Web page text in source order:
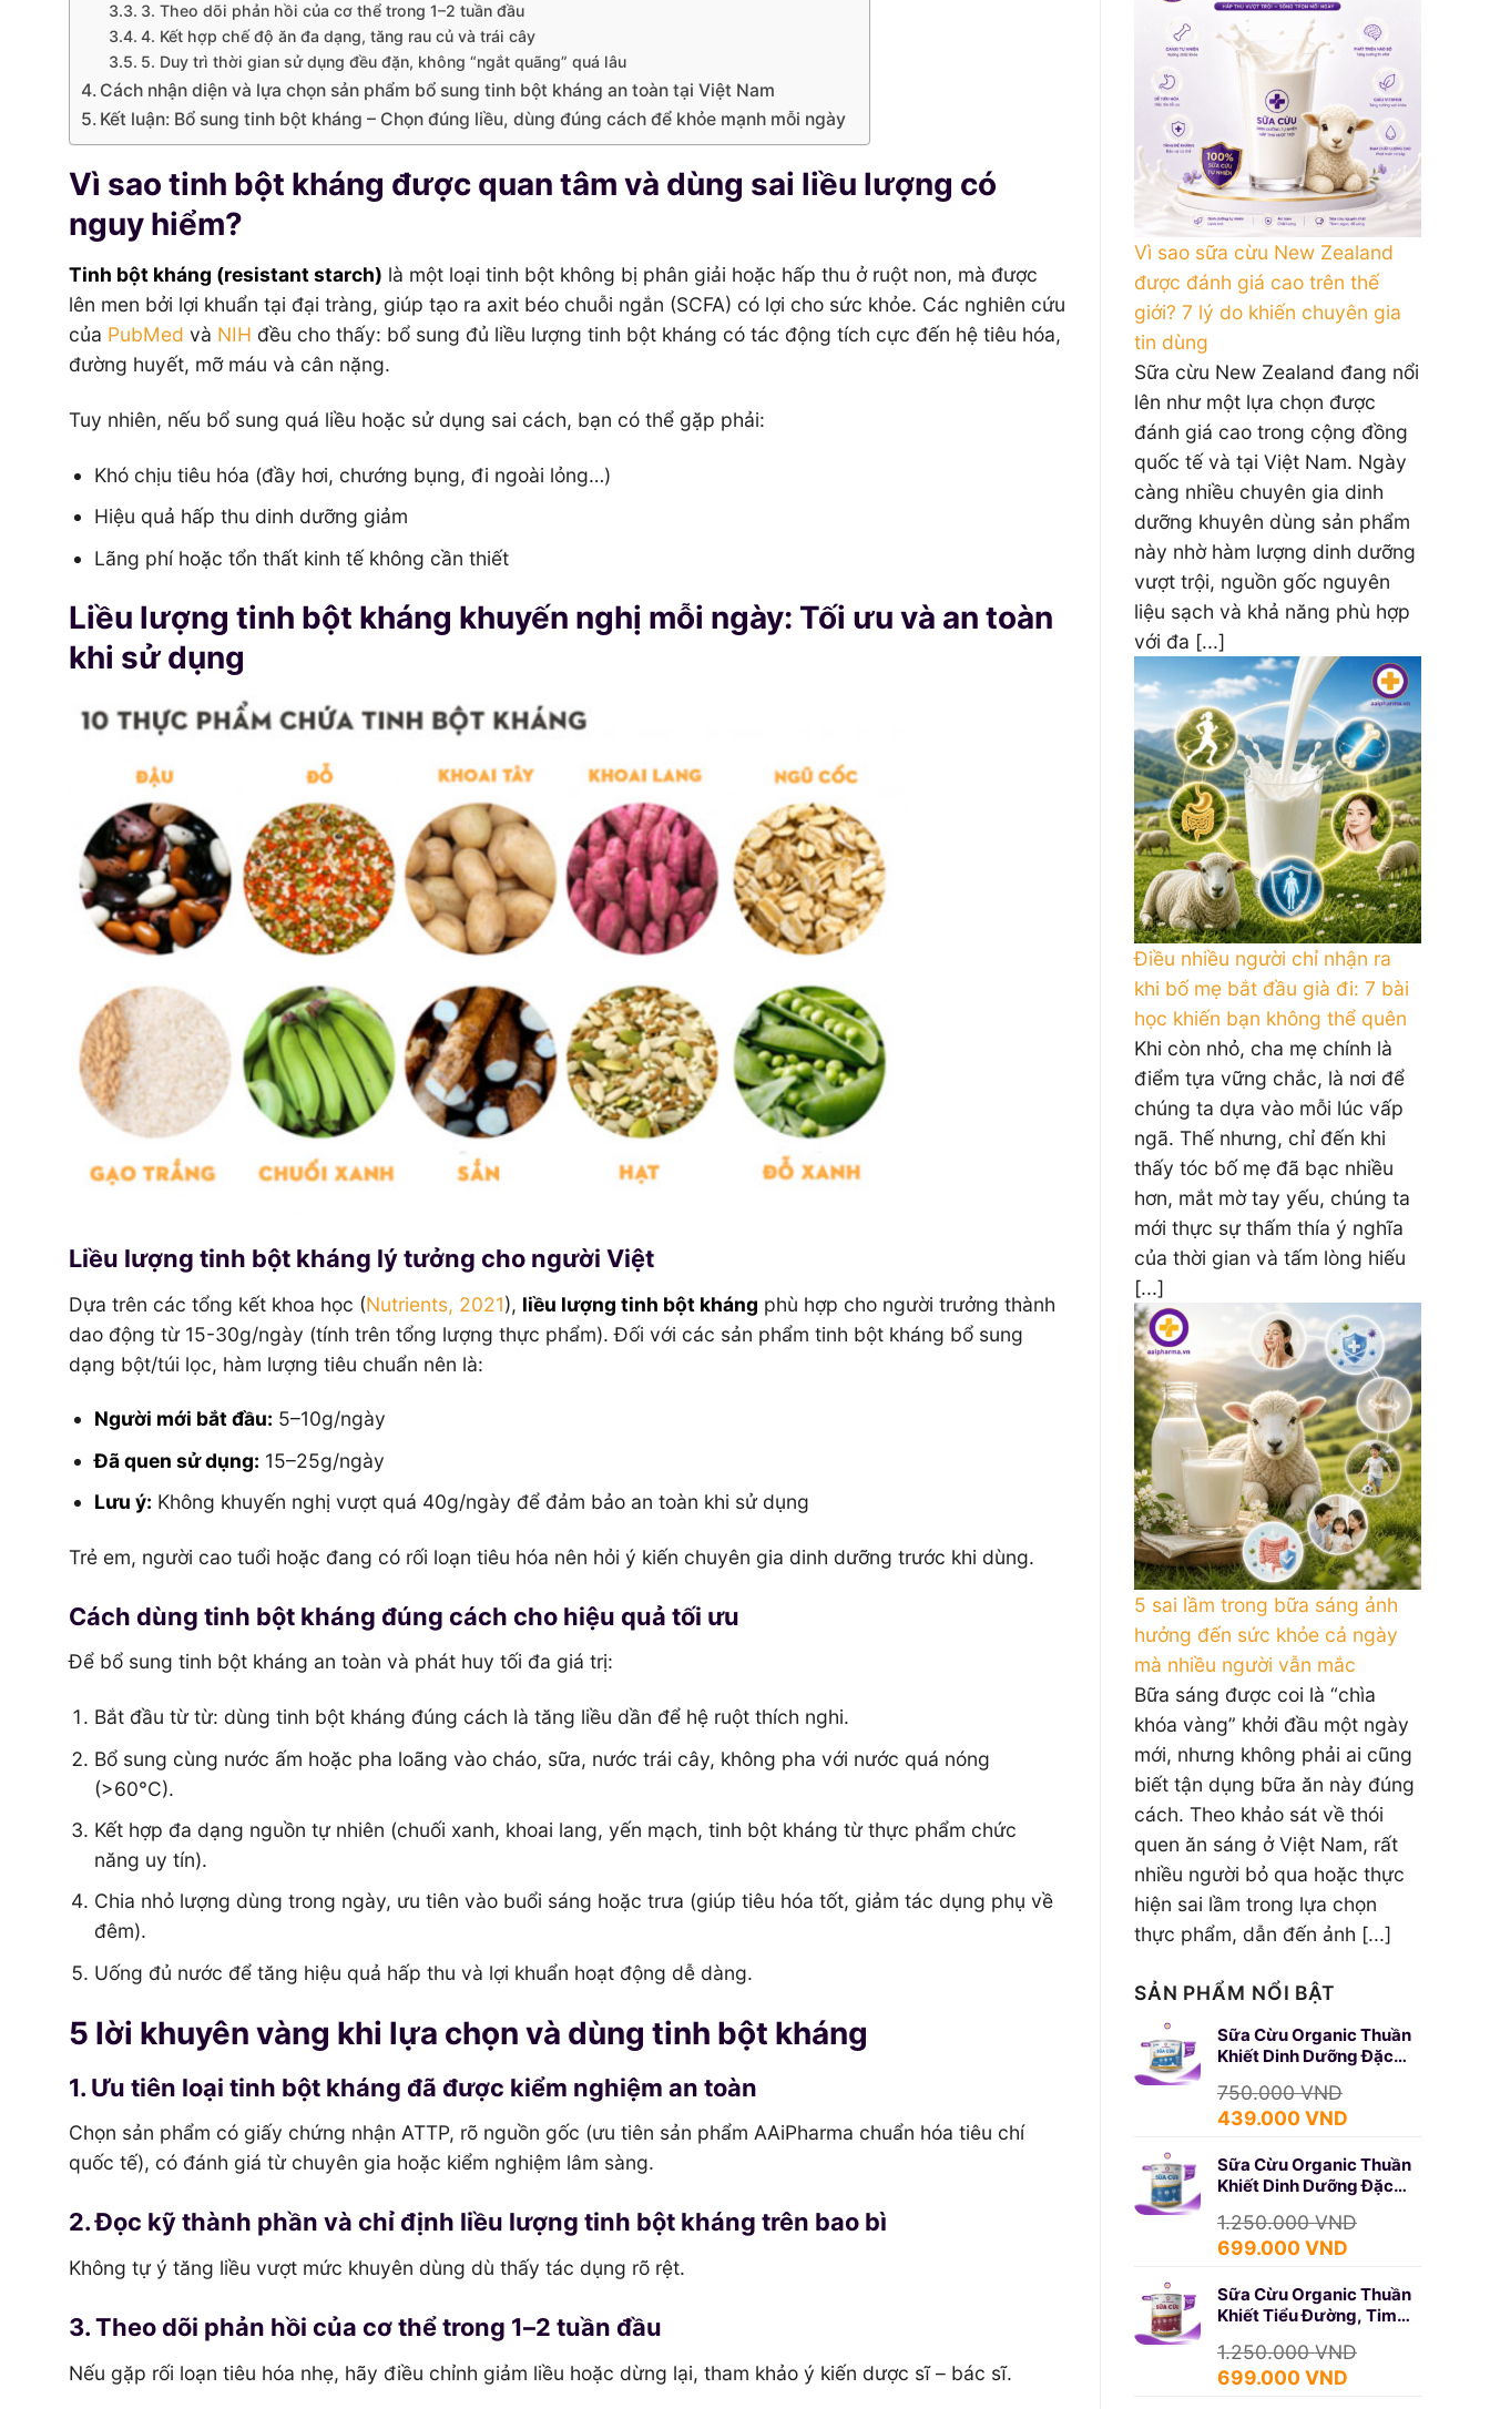
3. Theo dõi phản hồi của cơ thể trong 1–2 tuần đầu
4. Kết hợp chế độ ăn đa dạng, tăng rau củ và trái cây
5. Duy trì thời gian sử dụng đều đặn, không “ngắt quãng” quá lâu
Cách nhận diện và lựa chọn sản phẩm bổ sung tinh bột kháng an toàn tại Việt Nam
Kết luận: Bổ sung tinh bột kháng – Chọn đúng liều, dùng đúng cách để khỏe mạnh mỗi ngày
Vì sao tinh bột kháng được quan tâm và dùng sai liều lượng có
nguy hiểm?
Tinh bột kháng (resistant starch) là một loại tinh bột không bị phân giải hoặc hấp thu ở ruột non, mà được
lên men bởi lợi khuẩn tại đại tràng, giúp tạo ra axit béo chuỗi ngắn (SCFA) có lợi cho sức khỏe. Các nghiên cứu
của PubMed và NIH đều cho thấy: bổ sung đủ liều lượng tinh bột kháng có tác động tích cực đến hệ tiêu hóa,
đường huyết, mỡ máu và cân nặng.
Tuy nhiên, nếu bổ sung quá liều hoặc sử dụng sai cách, bạn có thể gặp phải:
Khó chịu tiêu hóa (đầy hơi, chướng bụng, đi ngoài lỏng…)
Hiệu quả hấp thu dinh dưỡng giảm
Lãng phí hoặc tổn thất kinh tế không cần thiết
Liều lượng tinh bột kháng khuyến nghị mỗi ngày: Tối ưu và an toàn
khi sử dụng
Liều lượng tinh bột kháng lý tưởng cho người Việt
Dựa trên các tổng kết khoa học (Nutrients, 2021), liều lượng tinh bột kháng phù hợp cho người trưởng thành
dao động từ 15-30g/ngày (tính trên tổng lượng thực phẩm). Đối với các sản phẩm tinh bột kháng bổ sung
dạng bột/túi lọc, hàm lượng tiêu chuẩn nên là:
Người mới bắt đầu: 5–10g/ngày
Đã quen sử dụng: 15–25g/ngày
Lưu ý: Không khuyến nghị vượt quá 40g/ngày để đảm bảo an toàn khi sử dụng
Trẻ em, người cao tuổi hoặc đang có rối loạn tiêu hóa nên hỏi ý kiến chuyên gia dinh dưỡng trước khi dùng.
Cách dùng tinh bột kháng đúng cách cho hiệu quả tối ưu
Để bổ sung tinh bột kháng an toàn và phát huy tối đa giá trị:
Bắt đầu từ từ: dùng tinh bột kháng đúng cách là tăng liều dần để hệ ruột thích nghi.
Bổ sung cùng nước ấm hoặc pha loãng vào cháo, sữa, nước trái cây, không pha với nước quá nóng
(>60°C).
Kết hợp đa dạng nguồn tự nhiên (chuối xanh, khoai lang, yến mạch, tinh bột kháng từ thực phẩm chức
năng uy tín).
Chia nhỏ lượng dùng trong ngày, ưu tiên vào buổi sáng hoặc trưa (giúp tiêu hóa tốt, giảm tác dụng phụ về
đêm).
Uống đủ nước để tăng hiệu quả hấp thu và lợi khuẩn hoạt động dễ dàng.
5 lời khuyên vàng khi lựa chọn và dùng tinh bột kháng
1. Ưu tiên loại tinh bột kháng đã được kiểm nghiệm an toàn
Chọn sản phẩm có giấy chứng nhận ATTP, rõ nguồn gốc (ưu tiên sản phẩm AAiPharma chuẩn hóa tiêu chí
quốc tế), có đánh giá từ chuyên gia hoặc kiểm nghiệm lâm sàng.
2. Đọc kỹ thành phần và chỉ định liều lượng tinh bột kháng trên bao bì
Không tự ý tăng liều vượt mức khuyên dùng dù thấy tác dụng rõ rệt.
3. Theo dõi phản hồi của cơ thể trong 1–2 tuần đầu
Nếu gặp rối loạn tiêu hóa nhẹ, hãy điều chỉnh giảm liều hoặc dừng lại, tham khảo ý kiến dược sĩ – bác sĩ.
Vì sao sữa cừu New Zealand
được đánh giá cao trên thế
giới? 7 lý do khiến chuyên gia
tin dùng
Sữa cừu New Zealand đang nổi
lên như một lựa chọn được
đánh giá cao trong cộng đồng
quốc tế và tại Việt Nam. Ngày
càng nhiều chuyên gia dinh
dưỡng khuyên dùng sản phẩm
này nhờ hàm lượng dinh dưỡng
vượt trội, nguồn gốc nguyên
liệu sạch và khả năng phù hợp
với đa [...]
Điều nhiều người chỉ nhận ra
khi bố mẹ bắt đầu già đi: 7 bài
học khiến bạn không thể quên
Khi còn nhỏ, cha mẹ chính là
điểm tựa vững chắc, là nơi để
chúng ta dựa vào mỗi lúc vấp
ngã. Thế nhưng, chỉ đến khi
thấy tóc bố mẹ đã bạc nhiều
hơn, mắt mờ tay yếu, chúng ta
mới thực sự thấm thía ý nghĩa
của thời gian và tấm lòng hiếu
[...]
5 sai lầm trong bữa sáng ảnh
hưởng đến sức khỏe cả ngày
mà nhiều người vẫn mắc
Bữa sáng được coi là “chìa
khóa vàng” khởi đầu một ngày
mới, nhưng không phải ai cũng
biết tận dụng bữa ăn này đúng
cách. Theo khảo sát về thói
quen ăn sáng ở Việt Nam, rất
nhiều người bỏ qua hoặc thực
hiện sai lầm trong lựa chọn
thực phẩm, dẫn đến ảnh [...]
SẢN PHẨM NỔI BẬT
Sữa Cừu Organic Thuần
Khiết Dinh Dưỡng Đặc
750.000VND
Giá
là:
750.000 VND.
439.000 VND
tại
là:
439.000 VND.
Sữa Cừu Organic Thuần
Khiết Dinh Dưỡng Đặc
1.250.000VND
Giá
là:
1.250.000 VND.
699.000 VND
tại
là:
699.000 VND.
Sữa Cừu Organic Thuần
Khiết Tiểu Đường, Tim
1.250.000VND
Giá
699.000 VND